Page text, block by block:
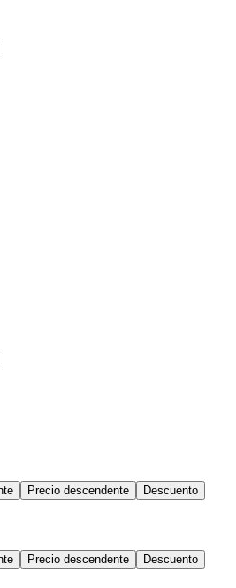
Precio descendente Descuento
Precio descendente Descuento